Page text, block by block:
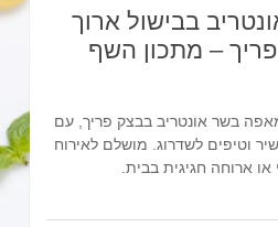
בבישול ארוך
– מתכון השף
בשר אונטריב בבצק פריך, עם
וטיפים לשדרוג. מושלם לאירוח
או ארוחה חגיגית בבית.